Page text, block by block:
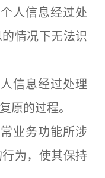
人信息经过处
情况下无法识
信息经过处理
原的过程。
业务功能所涉
为，使其保持